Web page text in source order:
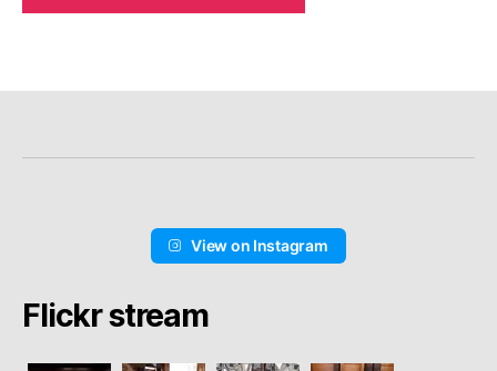
View on Instagram
Flickr stream